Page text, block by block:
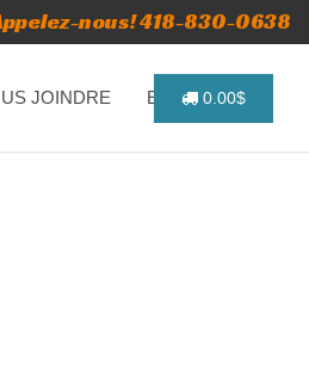
nous! 418-830-0638
JOINDRE ENGLISH
0.00$